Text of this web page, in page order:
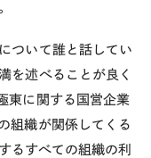
ついて誰と話してい
を述べることが良く
東に関する国営企業
組織が関係してくる
るすべての組織の利